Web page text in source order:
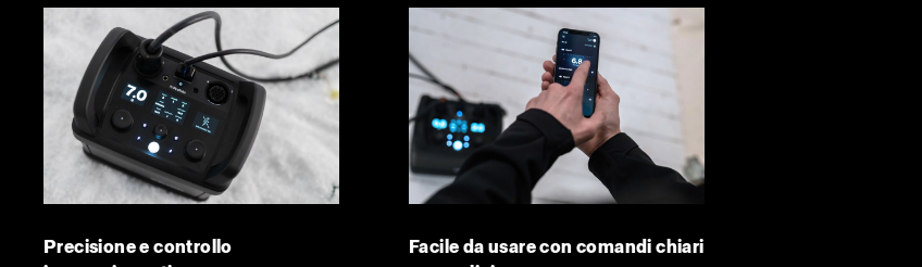
Precisione e controllo
Facile da usare con comandi chiari